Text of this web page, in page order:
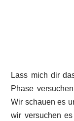
Lass mich dir
Phase
Wir schauen es
wir versuchen